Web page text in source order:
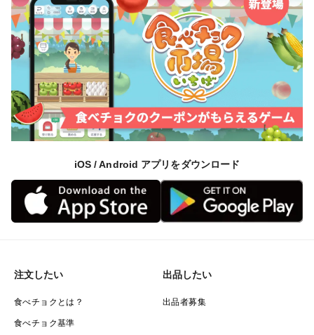
iOS / Android アプリをダウンロード
注文したい
食べチョクとは？
食べチョク基準
出品したい
出品者募集